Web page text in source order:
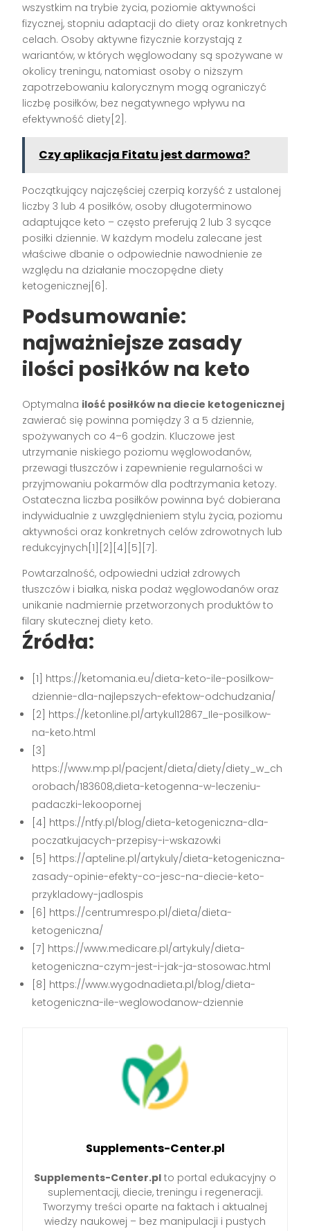
wszystkim na trybie życia, poziomie aktywności
fizycznej, stopniu adaptacji do diety oraz konkretnych
celach. Osoby aktywne fizycznie korzystają z
wariantów, w których węglowodany są spożywane w
okolicy treningu, natomiast osoby o niższym
zapotrzebowaniu kalorycznym mogą ograniczyć
liczbę posiłków, bez negatywnego wpływu na
efektywność diety[2].
Czy aplikacja Fitatu jest darmowa?
Początkujący najczęściej czerpią korzyść z ustalonej
liczby 3 lub 4 posiłków, osoby długoterminowo
adaptujące keto – często preferują 2 lub 3 sycące
posiłki dziennie. W każdym modelu zalecane jest
właściwe dbanie o odpowiednie nawodnienie ze
względu na działanie moczopędne diety
ketogenicznej[6].
Podsumowanie:
najważniejsze zasady
ilości posiłków na keto
Optymalna ilość posiłków na diecie ketogenicznej
zawierać się powinna pomiędzy 3 a 5 dziennie,
spożywanych co 4–6 godzin. Kluczowe jest
utrzymanie niskiego poziomu węglowodanów,
przewagi tłuszczów i zapewnienie regularności w
przyjmowaniu pokarmów dla podtrzymania ketozy.
Ostateczna liczba posiłków powinna być dobierana
indywidualnie z uwzględnieniem stylu życia, poziomu
aktywności oraz konkretnych celów zdrowotnych lub
redukcyjnych[1][2][4][5][7].
Powtarzalność, odpowiedni udział zdrowych
tłuszczów i białka, niska podaż węglowodanów oraz
unikanie nadmiernie przetworzonych produktów to
filary skutecznej diety keto.
Źródła:
[1] https://ketomania.eu/dieta-keto-ile-posilkow-
dziennie-dla-najlepszych-efektow-odchudzania/
[2] https://ketonline.pl/artykul12867_Ile-posilkow-
na-keto.html
[3]
https://www.mp.pl/pacjent/dieta/diety/diety_w_ch
orobach/183608,dieta-ketogenna-w-leczeniu-
padaczki-lekoopornej
[4] https://ntfy.pl/blog/dieta-ketogeniczna-dla-
poczatkujacych-przepisy-i-wskazowki
[5] https://apteline.pl/artykuly/dieta-ketogeniczna-
zasady-opinie-efekty-co-jesc-na-diecie-keto-
przykladowy-jadlospis
[6] https://centrumrespo.pl/dieta/dieta-
ketogeniczna/
[7] https://www.medicare.pl/artykuly/dieta-
ketogeniczna-czym-jest-i-jak-ja-stosowac.html
[8] https://www.wygodnadieta.pl/blog/dieta-
ketogeniczna-ile-weglowodanow-dziennie
Supplements-Center.pl
Supplements-Center.pl to portal edukacyjny o
suplementacji, diecie, treningu i regeneracji.
Tworzymy treści oparte na faktach i aktualnej
wiedzy naukowej – bez manipulacji i pustych